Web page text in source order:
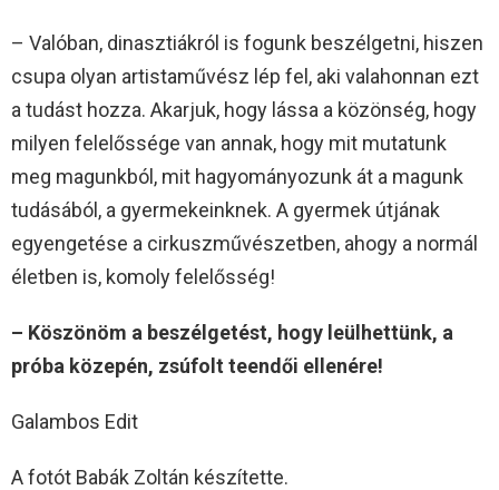
– Valóban, dinasztiákról is fogunk beszélgetni, hiszen
csupa olyan artistaművész lép fel, aki valahonnan ezt
a tudást hozza. Akarjuk, hogy lássa a közönség, hogy
milyen felelőssége van annak, hogy mit mutatunk
meg magunkból, mit hagyományozunk át a magunk
tudásából, a gyermekeinknek. A gyermek útjának
egyengetése a cirkuszművészetben, ahogy a normál
életben is, komoly felelősség!
– Köszönöm a beszélgetést, hogy leülhettünk, a
próba közepén, zsúfolt teendői ellenére!
Galambos Edit
A fotót Babák Zoltán készítette.